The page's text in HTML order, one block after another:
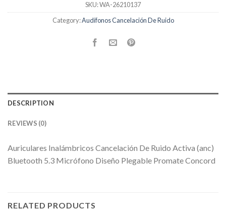
SKU:WA-26210137
Category:Audífonos Cancelación De Ruido
DESCRIPTION
REVIEWS (0)
Auriculares Inalámbricos Cancelación De Ruido Activa (anc)
Bluetooth 5.3 Micrófono Diseño Plegable Promate Concord
RELATED PRODUCTS